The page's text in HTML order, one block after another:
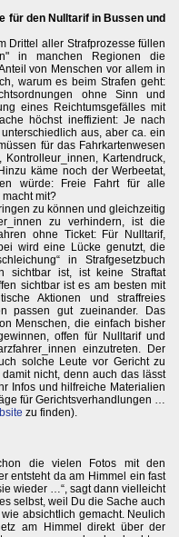
für den Nulltarif in Bussen und
Drittel aller Strafprozesse füllen
in manchen Regionen die
von Menschen vor allem in
warum es beim Strafen geht:
ohne Sinn und
eines Reichtumsgefälles mit
höchst ineffizient: Je nach
aus, aber ca. ein
für das Fahrkartenwesen
Kartendruck,
käme noch der Werbeetat,
würde: Freie Fahrt für alle
macht mit?
zu können und gleichzeitig
zu verhindern, ist die
ohne Ticket: Für Nulltarif,
wird eine Lücke genutzt, die
in Strafgesetzbuch
sichtbar ist, ist keine Straftat
sichtbar ist es am besten mit
Aktionen und straffreies
passen gut zueinander. Das
Menschen, die einfach bisher
offen für Nulltarif und
einzutreten. Der
solche Leute vor Gericht zu
nicht, denn auch das lässt
Infos und hilfreiche Materialien
für Gerichtsverhandlungen …
zu finden).
die vielen Fotos mit den
entsteht da am Himmel ein fast
wieder …“, sagt dann vielleicht
selbst, weil Du die Sache auch
absichtlich gemacht. Neulich
am Himmel direkt über der